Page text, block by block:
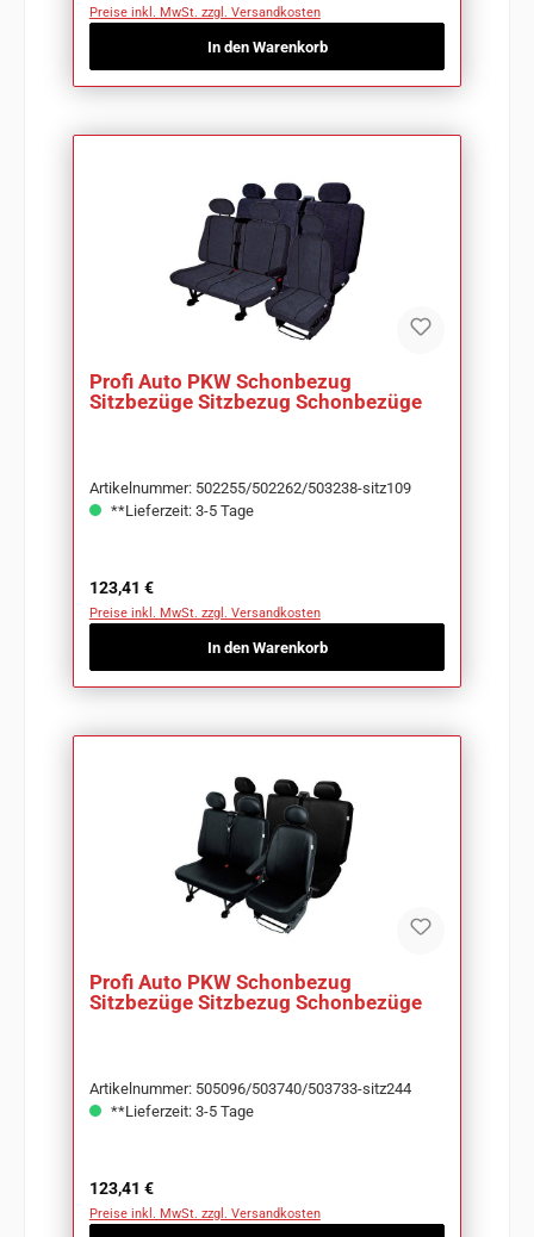
Preise inkl. MwSt. zzgl. Versandkosten
In den Warenkorb
Profi Auto PKW Schonbezug
Sitzbezüge Sitzbezug Schonbezüge
Artikelnummer: 502255/502262/503238-sitz109
**Lieferzeit: 3-5 Tage
Regulärer Preis:
123,41 €
Preise inkl. MwSt. zzgl. Versandkosten
In den Warenkorb
Profi Auto PKW Schonbezug
Sitzbezüge Sitzbezug Schonbezüge
Artikelnummer: 505096/503740/503733-sitz244
**Lieferzeit: 3-5 Tage
Regulärer Preis:
123,41 €
Preise inkl. MwSt. zzgl. Versandkosten